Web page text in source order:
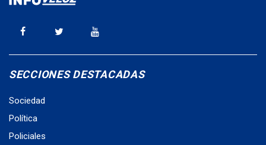
SECCIONES DESTACADAS
Sociedad
Política
Policiales